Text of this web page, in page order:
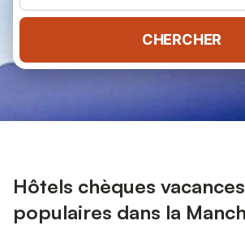
CHERCHER
Hôtels chèques
populaires dans la